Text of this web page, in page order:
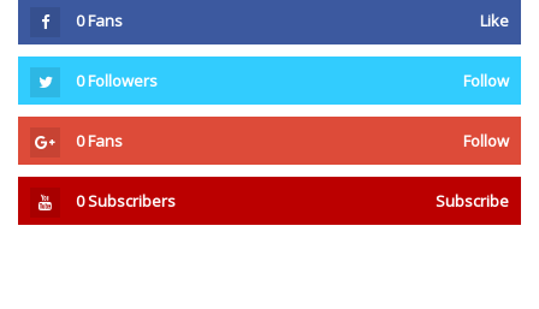
0Fans Like
0Followers Follow
0Fans Follow
0Subscribers Subscribe